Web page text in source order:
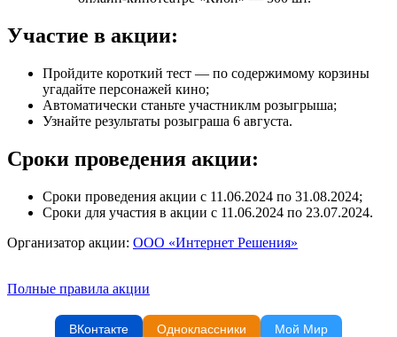
Участие в акции:
Пройдите короткий тест — по содержимому корзины
угадайте персонажей кино;
Автоматически станьте участниклм розыгрыша;
Узнайте результаты розыграша 6 августа.
Сроки проведения акции:
Сроки проведения акции с 11.06.2024 по 31.08.2024;
Сроки для участия в акции с 11.06.2024 по 23.07.2024.
Организатор акции: ООО «Интернет Решения»
Полные правила акции
ВКонтакте Одноклассники Мой Мир